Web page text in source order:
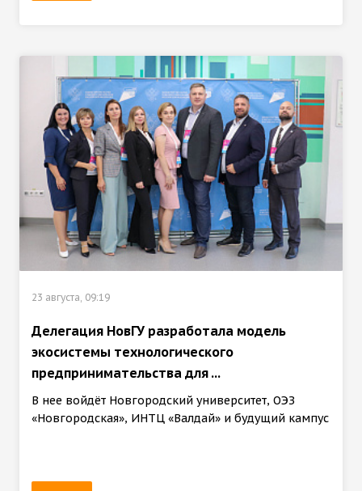
23 августа, 09:19
Делегация НовГУ разработала модель
экосистемы технологического
предпринимательства для ...
В нее войдёт Новгородский университет, ОЭЗ
«Новгородская», ИНТЦ «Валдай» и будущий кампус